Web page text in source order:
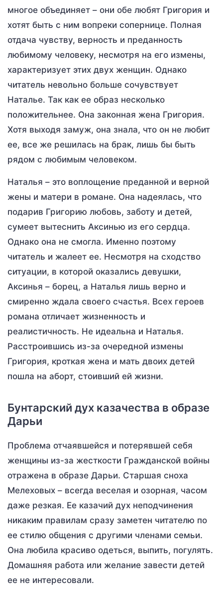
многое объединяет – они обе любят Григория и
хотят быть с ним вопреки сопернице. Полная
отдача чувству, верность и преданность
любимому человеку, несмотря на его измены,
характеризует этих двух женщин. Однако
читатель невольно больше сочувствует
Наталье. Так как ее образ несколько
положительнее. Она законная жена Григория.
Хотя выходя замуж, она знала, что он не любит
ее, все же решилась на брак, лишь бы быть
рядом с любимым человеком.
Наталья – это воплощение преданной и верной
жены и матери в романе. Она надеялась, что
подарив Григорию любовь, заботу и детей,
сумеет вытеснить Аксинью из его сердца.
Однако она не смогла. Именно поэтому
читатель и жалеет ее. Несмотря на сходство
ситуации, в которой оказались девушки,
Аксинья – борец, а Наталья лишь верно и
смиренно ждала своего счастья. Всех героев
романа отличает жизненность и
реалистичность. Не идеальна и Наталья.
Расстроившись из-за очередной измены
Григория, кроткая жена и мать двоих детей
пошла на аборт, стоивший ей жизни.
Бунтарский дух казачества в образе
Дарьи
Проблема отчаявшейся и потерявшей себя
женщины из-за жесткости Гражданской войны
отражена в образе Дарьи. Старшая сноха
Мелеховых – всегда веселая и озорная, часом
даже резкая. Ее казачий дух неподчинения
никаким правилам сразу заметен читателю по
ее стилю общения с другими членами семьи.
Она любила красиво одеться, выпить, погулять.
Домашняя работа или желание завести детей
ее не интересовали.